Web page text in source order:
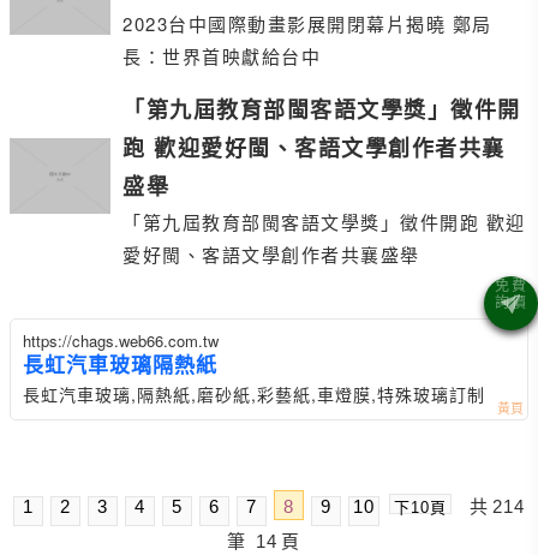
2023台中國際動畫影展開閉幕片揭曉 鄭局
長：世界首映獻給台中
「第九屆教育部閩客語文學獎」徵件開
跑 歡迎愛好閩、客語文學創作者共襄
盛舉
「第九屆教育部閩客語文學獎」徵件開跑 歡迎
愛好閩、客語文學創作者共襄盛舉
https://chags.web66.com.tw
長虹汽車玻璃隔熱紙
長虹汽車玻璃,隔熱紙,磨砂紙,彩藝紙,車燈膜,特殊玻璃訂制
1 2 3 4 5 6 7 8 9 10 下10頁 共 214
筆 14 頁